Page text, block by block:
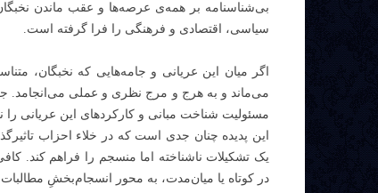
بی‌شناسنامه بر همه‌ی عرصه‌ها و عقب ماندن
سیاسی، اقتصادی و فرهنگی را فرا گرفته است.
اگر میان این عریانی و جامه‌هایی که نخبگان،
می‌ماند و به هرج و مرج نظری و عملی می‌انجامد.
مسئولیت شناخت مبانی و کارکردهای این عریانی را
این پدیده چنان جدی است که در خلاء احزاب
یک تشکیلات ناشناخته اما منسجم را فراهم کند.
در کوتاه یا میان‌مدت، به محور انسجام‌بخشِ